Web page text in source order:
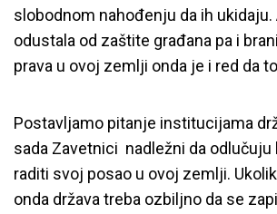
slobodnom nahođenju da ih ukidaju.
odustala od zaštite građana pa i
prava u ovoj zemlji onda je i red da
Postavljamo pitanje institucijama
sada Zavetnici nadležni da odlučuju
raditi svoj posao u ovoj zemlji.
onda država treba ozbiljno da se